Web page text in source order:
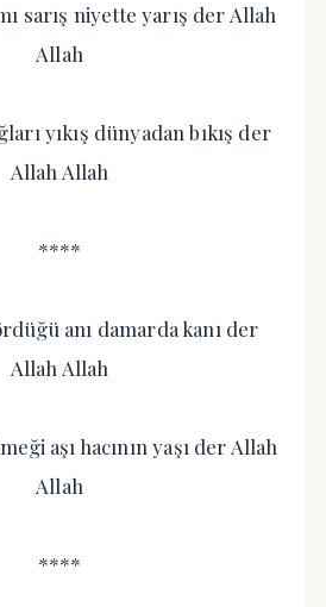
sarış niyette yarış der Allah
Allah
yıkış dünyadan bıkış der
Allah Allah
****
anı damarda kanı der
Allah Allah
aşı hacının yaşı der Allah
Allah
****